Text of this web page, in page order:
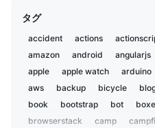
2019-11
2019-02
2019-01 1
2018-12 2
2018-07 3
2018-02 1
2018-01 1
タグ
accident actions
amazon
android angularjs
apple
apple watch arduino
aws
backup bicycle
book
bootstrap bot
browserstack
camp